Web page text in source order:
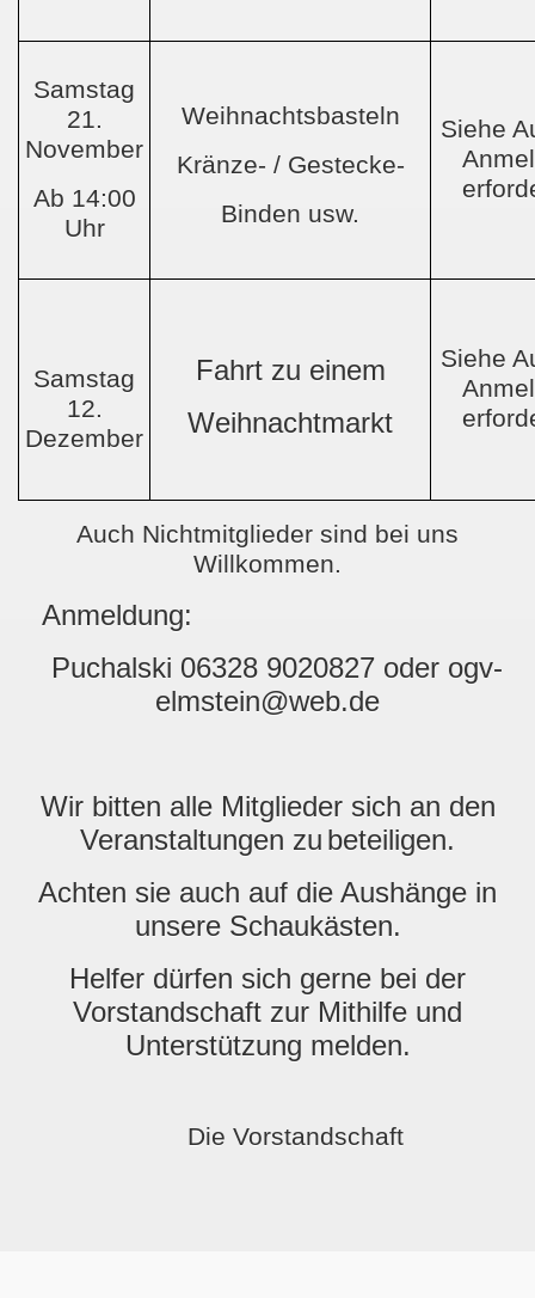
Samstag
21.
November
Ab 14:00
Uhr
Weihnachtsbasteln
Kränze- / Gestecke-
Binden usw.
Siehe
Samstag
12.
Dezember
Fahrt zu einem
Weihnachtmarkt
Siehe
Auch Nichtmitglieder sind bei uns
Willkommen.
Anmeldung:
Puchalski 06328 9020827 oder ogv-
elmstein@web.de
Wir bitten alle Mitglieder sich an den
Veranstaltungen zu beteiligen.
Achten sie auch auf die Aushänge in
unsere Schaukästen.
Helfer dürfen sich gerne bei der
Vorstandschaft zur Mithilfe und
Unterstützung melden.
Die Vorstandschaft